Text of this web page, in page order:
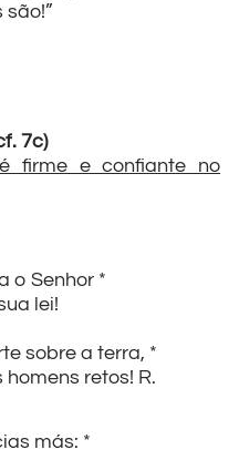
são!”
7c)
firme e confiante no
o Senhor *
lei!
sobre a terra, *
retos! R.
más: *